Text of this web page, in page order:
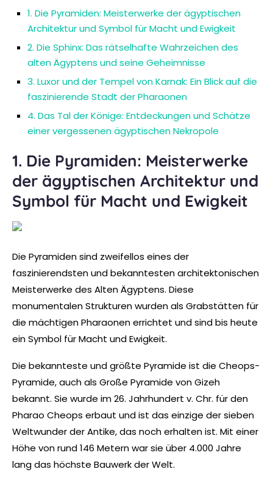
1. Die Pyramiden: Meisterwerke der ägyptischen
Architektur und Symbol für Macht und Ewigkeit
2. Die Sphinx: Das rätselhafte Wahrzeichen des
alten Ägyptens und seine Geheimnisse
3. Luxor und der Tempel von Karnak: Ein Blick auf die
faszinierende Stadt der Pharaonen
4. Das Tal der Könige: Entdeckungen und Schätze
einer vergessenen ägyptischen Nekropole
1. Die Pyramiden: Meisterwerke
der ägyptischen Architektur und
Symbol für Macht und Ewigkeit
Die Pyramiden sind zweifellos eines der
faszinierendsten und bekanntesten architektonischen
Meisterwerke des Alten Ägyptens. Diese
monumentalen Strukturen wurden als Grabstätten für
die mächtigen Pharaonen errichtet und sind bis heute
ein Symbol für Macht und Ewigkeit.
Die bekannteste und größte Pyramide ist die Cheops-
Pyramide, auch als Große Pyramide von Gizeh
bekannt. Sie wurde im 26. Jahrhundert v. Chr. für den
Pharao Cheops erbaut und ist das einzige der sieben
Weltwunder der Antike, das noch erhalten ist. Mit einer
Höhe von rund 146 Metern war sie über 4.000 Jahre
lang das höchste Bauwerk der Welt.